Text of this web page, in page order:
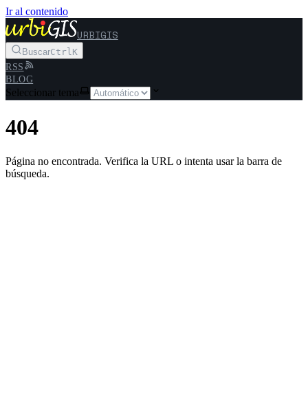
Ir al contenido
URBIGIS
BuscarCtrlK
RSS
BLOG
Seleccionar tema
404
Página no encontrada. Verifica la URL o intenta usar la barra de
búsqueda.